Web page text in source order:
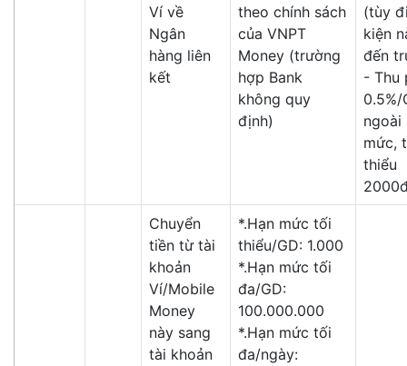
Ví về
Ngân
hàng liên
kết
theo chính sách
của VNPT
Money (trường
hợp Bank
không quy
định)
(tùy
kiện
đến
- Thu
0.5%/
ngoài
mức,
thiểu
Chuyển
tiền từ tài
khoản
Ví/Mobile
Money
này sang
tài khoản
*.Hạn mức tối
thiểu/GD: 1.000
*.Hạn mức tối
đa/GD:
100.000.000
*.Hạn mức tối
đa/ngày: